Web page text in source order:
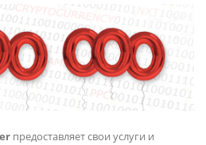
предоставляет свои услуги и